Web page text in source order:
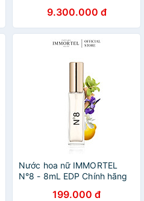
9.300.000 đ
Nước hoa nữ IMMORTEL
N°8 - 8mL EDP Chính hãng
199.000 đ